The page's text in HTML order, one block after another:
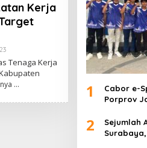
Kerja
Oleh
Tenaga Kerja
1
Cabor e-
Porprov
2
Sejumlah